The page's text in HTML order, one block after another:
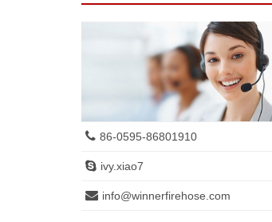
86-0595-86801910
ivy.xiao7
info@winnerfirehose.com